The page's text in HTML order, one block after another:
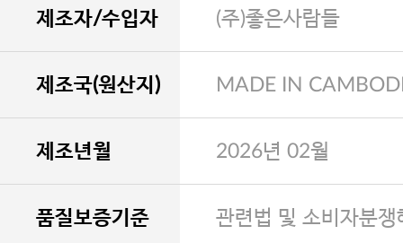
제조자/수입자 (주)좋은사람들
제조국(원산지) MADE IN
제조년월 2026년 02월
품질보증기준 관련법 및 소비자분